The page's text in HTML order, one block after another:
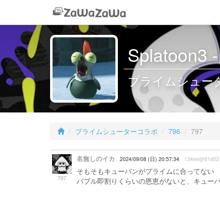
Splatoon3
プライムシュー
プライムシューターコラボ 796 797
797
名無しのイカ 2024/09/08 (日) 20:57:34 134ee@81d02
そもそもキューバンがプライムに合ってない
バブル即割りくらいの恩恵がないと、キュー